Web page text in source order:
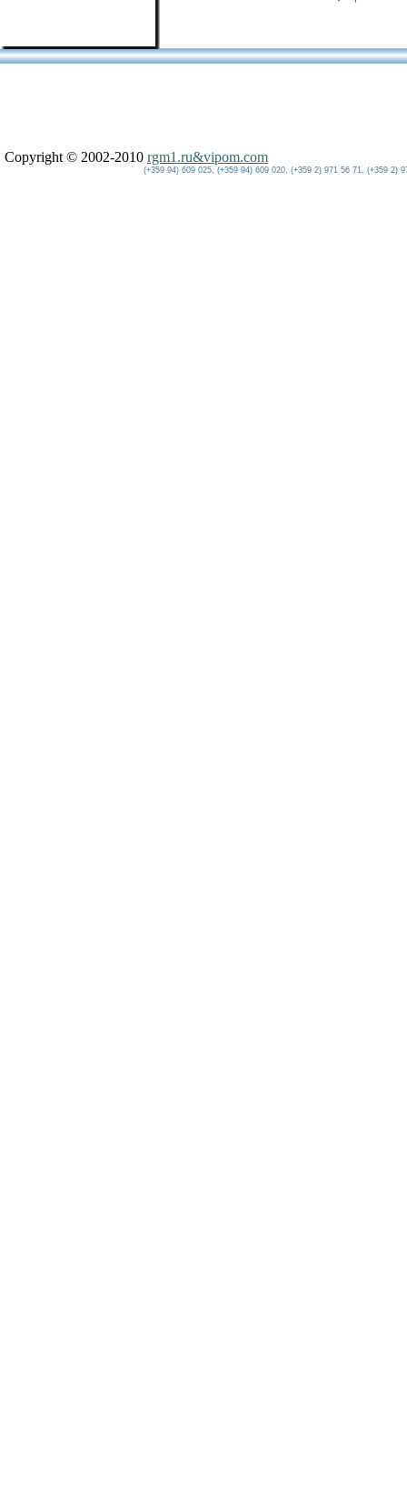
Copyright © 2002-2010 rgm1.ru&vipom.com
(+359 94) 609 025, (+359 94) 609 020, (+359 2) 971 56 71, (+359 2)